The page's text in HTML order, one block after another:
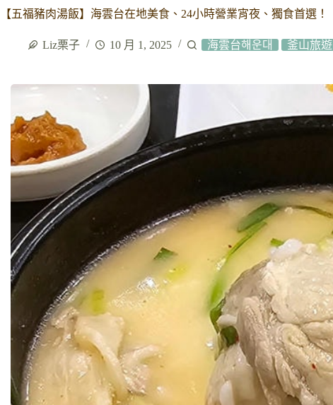
【五福豬肉湯飯】海雲台在地美食、24小時營業宵夜、獨食首選！
Liz栗子 10 月 1, 2025 海雲台해운대 釜山旅遊